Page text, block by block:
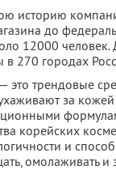
историю
до
12000
270 городах
это трендовые
за
корейских
и
омолаживать